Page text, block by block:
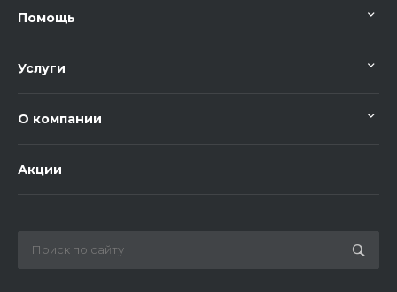
Помощь
Услуги
О компании
Акции